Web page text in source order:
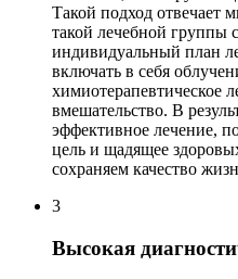
Такой подход отвечает
такой лечебной группы
индивидуальный план
включать в себя
химиотерапевтическое
вмешательство. В
эффективное лечение,
цель и щадящее
сохраняем качество
3
Высокая